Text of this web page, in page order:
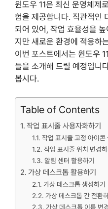
윈도우 11은 최신 운영체제
험을 제공합니다. 직관적인
되어 있어, 작업 효율성을
지만 새로운 환경에 적응하
이번 포스트에서는 윈도우
들을 소개해 드릴 예정입니
봅시다.
Table of Contents
작업 표시줄 사용자화하기
작업 표시줄 고정 아이콘
작업 표시줄 위치 변경하
알림 센터 활용하기
가상 데스크톱 활용하기
가상 데스크톱 생성하기
가상 데스크톱 간 전환하
가상 데스크톱 이름 변